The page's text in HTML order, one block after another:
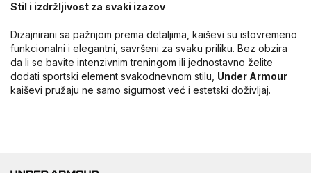
Stil i izdržljivost za svaki izazov
Dizajnirani sa pažnjom prema detaljima, kaiševi su istovremeno
funkcionalni i elegantni, savršeni za svaku priliku. Bez obzira
da li se bavite intenzivnim treningom ili jednostavno želite
dodati sportski element svakodnevnom stilu, Under Armour
kaiševi pružaju ne samo sigurnost već i estetski doživljaj.